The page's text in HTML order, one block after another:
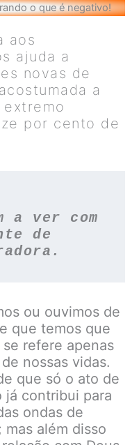
o que é negativo!
aos
ajuda a
novas de
a
por cento de
a ver com
de
ou ouvimos de
que temos que
refere apenas
nossas vidas.
que só o ato de
já contribui para
ondas de
além disso